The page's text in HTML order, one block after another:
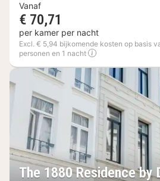
Vanaf
€ 70,71
per kamer per nacht
Excl. € 5,94 bijkomende kosten op basis
personen en 1 nacht
The 1880 Residence by